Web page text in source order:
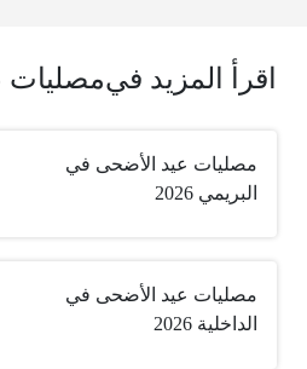
اقرأ المزيد فيمصليات
مصليات عيد الأضحى في
البريمي 2026
مصليات عيد الأضحى في
الداخلية 2026